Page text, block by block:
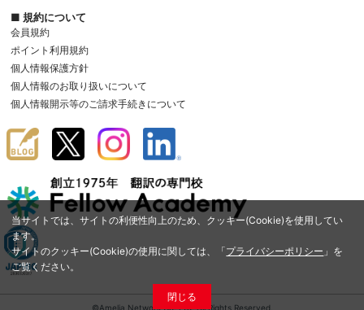
当サイトでは、サイトの利便性向上のため、クッキー(Cookie)を使用してい
ます。
サイトのクッキー(Cookie)の使用に関しては、「プライバシーポリシー 」を
ご覧ください。
閉じる
■ 規約について
会員規約
ポイント利用規約
個人情報保護方針
個人情報のお取り扱いについて
個人情報開示等のご請求手続きについて
©Amelia Network Co.,Ltd. All Rights Reserved.